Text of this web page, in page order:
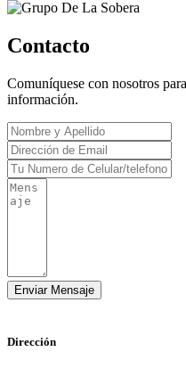
Contacto
Comuníquese con nosotros
información.
Dirección